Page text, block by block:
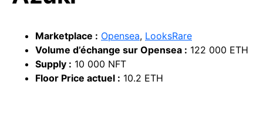
Marketplace : Opensea, LooksRare
Volume d’échange sur Opensea : 122 000 ETH
Supply : 10 000 NFT
Floor Price actuel : 10.2 ETH